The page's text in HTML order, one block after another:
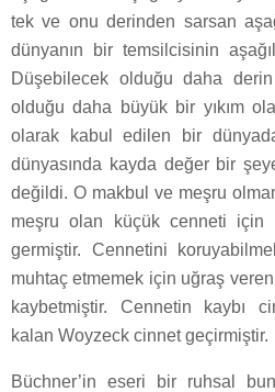
tek ve onu derinden sarsan
dünyanın bir temsilcisinin
Düşebilecek olduğu daha
olduğu daha büyük bir yıkım
olarak kabul edilen bir
dünyasında kayda değer bir
değildi. O makbul ve meşru
meşru olan küçük cenneti için
germiştir. Cennetini
muhtaç etmemek için uğraş
kaybetmiştir. Cennetin kaybı
kalan Woyzeck cinnet geçirmiştir.
Büchner’in eseri bir ruhsal